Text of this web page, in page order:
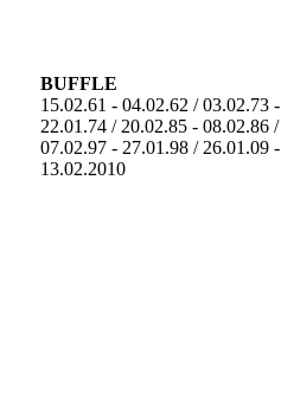
BUFFLE
15.02.61 - 04.02.62 / 03.02.73 -
22.01.74 / 20.02.85 - 08.02.86 /
07.02.97 - 27.01.98 / 26.01.09 -
13.02.2010